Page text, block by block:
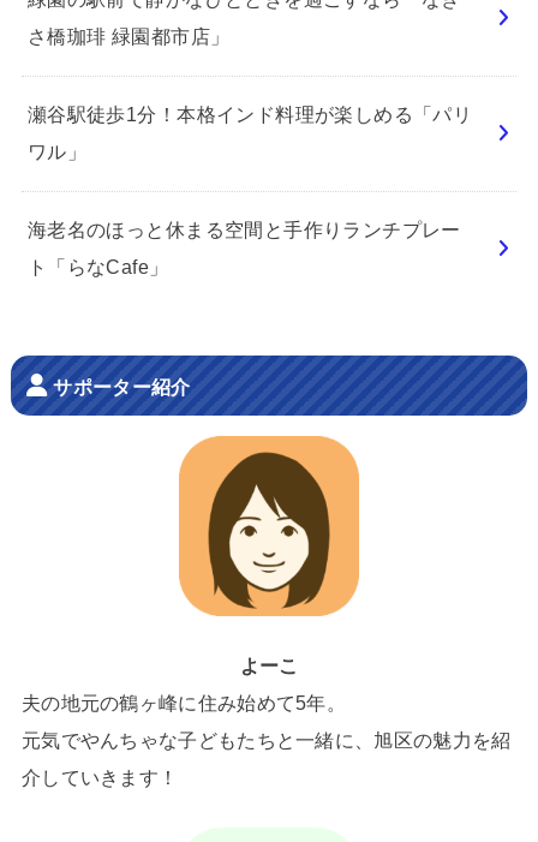
さ橋珈琲 緑園都市店」
瀬谷駅徒歩1分！本格インド料理が楽しめる「パリ
ワル」
海老名のほっと休まる空間と手作りランチプレー
ト「らなCafe」
サポーター紹介
よーこ
夫の地元の鶴ヶ峰に住み始めて5年。
元気でやんちゃな子どもたちと一緒に、旭区の魅力を紹
介していきます！